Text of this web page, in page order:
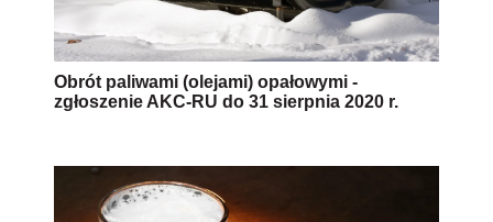
Obrót paliwami (olejami) opałowymi -
zgłoszenie AKC-RU do 31 sierpnia 2020 r.